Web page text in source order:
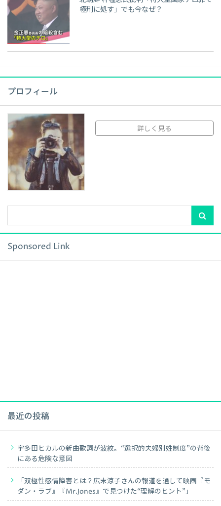
極刑に処す」でも今なぜ？
プロフィール
詳しく見る
Sponsored Link
最近の投稿
宇多田ヒカルの新曲歌詞が波紋。“選択的夫婦別姓制度”の背後
にある危険な意図
「双極性感情障害とは？広末涼子さんの報道を通して映画『モ
ダン・ラブ』『Mr.Jones』で見つけた“理解のヒント”」